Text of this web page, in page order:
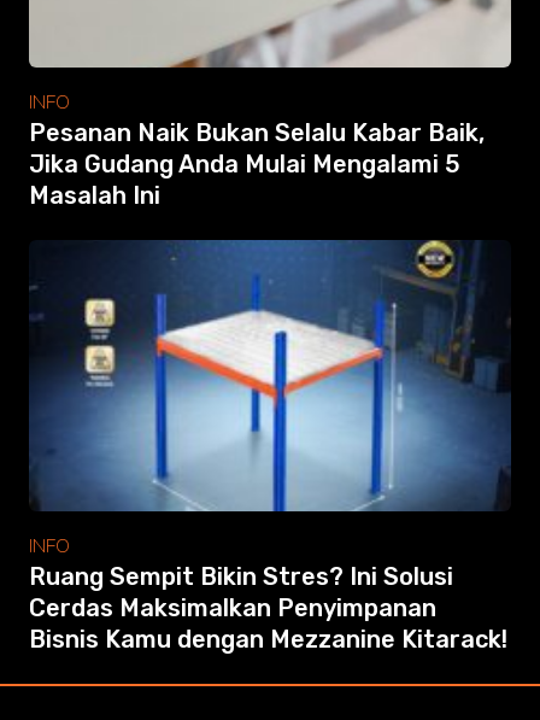
INFO
Pesanan Naik Bukan Selalu Kabar Baik,
Jika Gudang Anda Mulai Mengalami 5
Masalah Ini
INFO
Ruang Sempit Bikin Stres? Ini Solusi
Cerdas Maksimalkan Penyimpanan
Bisnis Kamu dengan Mezzanine Kitarack!